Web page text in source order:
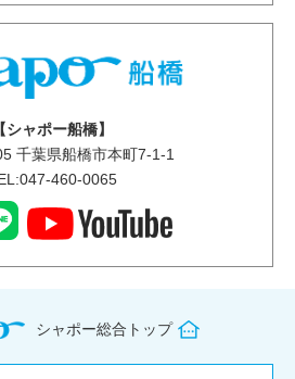
【シャポー船橋】
千葉県船橋市本町7-1-1
460-0065
シャポー総合トップ